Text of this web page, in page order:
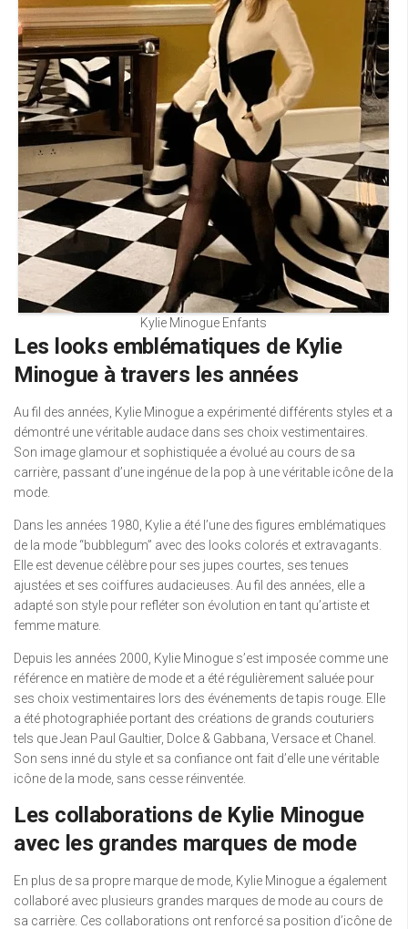
Kylie Minogue Enfants
Les looks emblématiques de Kylie
Minogue à travers les années
Au fil des années, Kylie Minogue a expérimenté différents styles et a
démontré une véritable audace dans ses choix vestimentaires.
Son image glamour et sophistiquée a évolué au cours de sa
carrière, passant d’une ingénue de la pop à une véritable icône de la
mode.
Dans les années 1980, Kylie a été l’une des figures emblématiques
de la mode “bubblegum” avec des looks colorés et extravagants.
Elle est devenue célèbre pour ses jupes courtes, ses tenues
ajustées et ses coiffures audacieuses. Au fil des années, elle a
adapté son style pour refléter son évolution en tant qu’artiste et
femme mature.
Depuis les années 2000, Kylie Minogue s’est imposée comme une
référence en matière de mode et a été régulièrement saluée pour
ses choix vestimentaires lors des événements de tapis rouge. Elle
a été photographiée portant des créations de grands couturiers
tels que Jean Paul Gaultier, Dolce & Gabbana, Versace et Chanel.
Son sens inné du style et sa confiance ont fait d’elle une véritable
icône de la mode, sans cesse réinventée.
Les collaborations de Kylie Minogue
avec les grandes marques de mode
En plus de sa propre marque de mode, Kylie Minogue a également
collaboré avec plusieurs grandes marques de mode au cours de
sa carrière. Ces collaborations ont renforcé sa position d’icône de